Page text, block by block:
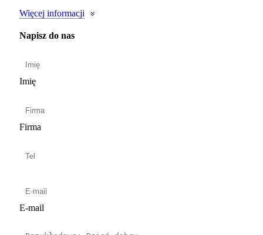
Więcej informacji
Napisz do nas
Imię
Firma
E-mail